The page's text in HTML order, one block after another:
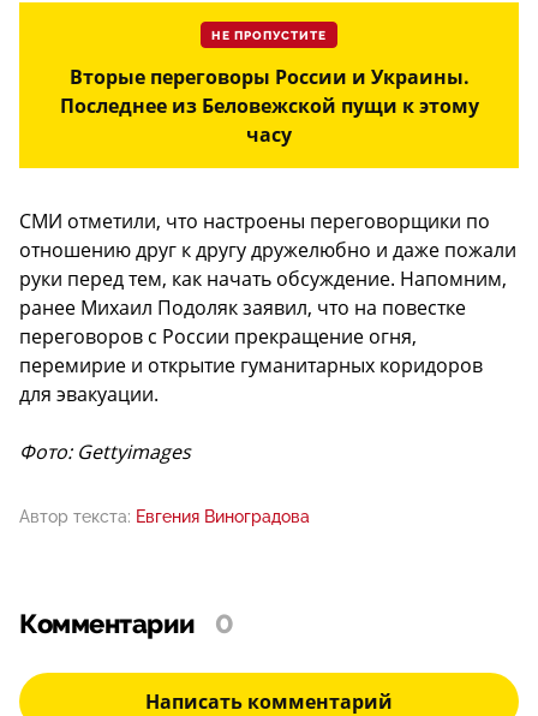
НЕ ПРОПУСТИТЕ
Вторые переговоры России и Украины.
Последнее из Беловежской пущи к этому
часу
СМИ отметили, что настроены переговорщики по
отношению друг к другу дружелюбно и даже пожали
руки перед тем, как начать обсуждение. Напомним,
ранее Михаил Подоляк заявил, что на повестке
переговоров с России прекращение огня,
перемирие и открытие гуманитарных коридоров
для эвакуации.
Фото: Gettyimages
Автор текста: Евгения Виноградова
Комментарии 0
Написать комментарий